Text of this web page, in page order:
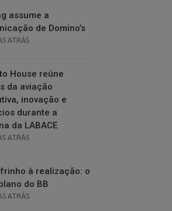
assume a
de Domino’s
ATRÁS
House reúne
da aviação
inovação e
durante a
da LABACE
ATRÁS
à realização: o
do BB
ATRÁS